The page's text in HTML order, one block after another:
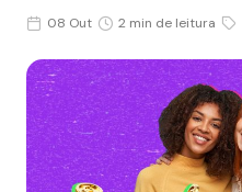
08 Out 2 min de leitura